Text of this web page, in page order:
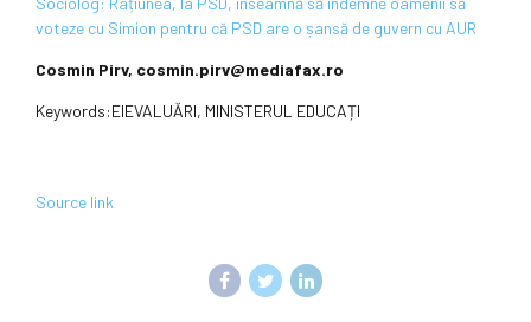
voteze cu Simion pentru că PSD are o șansă de guvern cu AUR
Cosmin Pirv, cosmin.pirv@mediafax.ro
Keywords:EIEVALUĂRI, MINISTERUL EDUCAȚI
Source link